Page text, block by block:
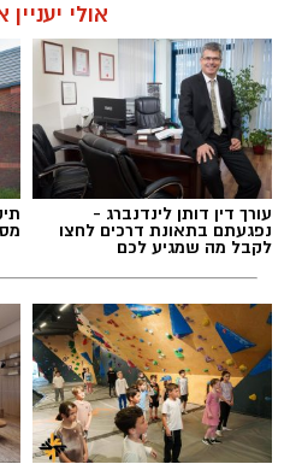
רוצה לעקוב אחרי הערוץ
ב-WhatsApp לחצו כאן
שחר כחלון / 17:59 07.08.26
תגים: מכבי אשדוד, קודוס
אולי
עורך דין דותן לינדנברג -
נפגעתם בתאונת דרכים לחצו
לקבל מה שמגיע לכם